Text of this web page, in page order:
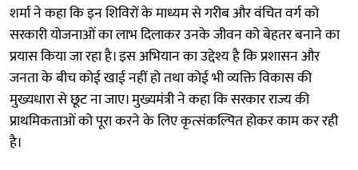
शर्मा ने कहा कि इन शिविरों के माध्यम से गरीब और वंचित वर्ग को
सरकारी योजनाओं का लाभ दिलाकर उनके जीवन को बेहतर बनाने का
प्रयास किया जा रहा है। इस अभियान का उद्देश्य है कि प्रशासन और
जनता के बीच कोई खाई नहीं हो तथा कोई भी व्यक्ति विकास की
मुख्यधारा से छूट ना जाए। मुख्यमंत्री ने कहा कि सरकार राज्य की
प्राथमिकताओं को पूरा करने के लिए कृत्संकल्पित होकर काम कर रही
है।